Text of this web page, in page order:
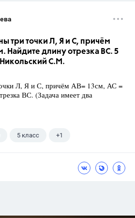
три точки Л, Я и С, причём
Найдите длину отрезка ВС. 5
С.М.
Л, Я и С, причём АВ= 13см, АС =
ВС. (Задача имеет два
5 класс +1